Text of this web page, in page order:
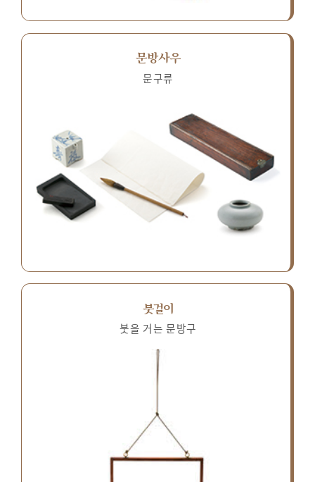
문방사우
문구류
붓걸이
붓을 거는 문방구